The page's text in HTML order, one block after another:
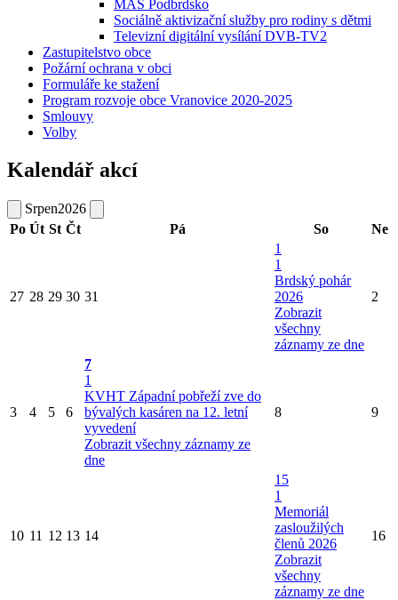
MAS Podbrdsko
Sociálně aktivizační služby pro rodiny s dětmi
Televizní digitální vysílání DVB-TV2
Zastupitelstvo obce
Požární ochrana v obci
Formuláře ke stažení
Program rozvoje obce Vranovice 2020-2025
Smlouvy
Volby
Kalendář akcí
Srpen2026
Po Út St Čt Pá So Ne
27 28 29 30 31
1
1
Brdský pohár
2026
Zobrazit
všechny
záznamy ze dne
2
3 4 5 6
7
1
KVHT Západní pobřeží zve do
bývalých kasáren na 12. letní
vyvedení
Zobrazit všechny záznamy ze
dne
8 9
10 11 12 13 14
15
1
Memoriál
zasloužilých
členů 2026
Zobrazit
všechny
záznamy ze dne
16